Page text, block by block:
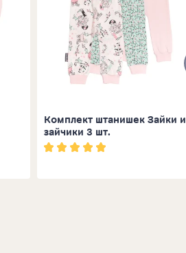
Комплект штанишек Зайки и
зайчики 3 шт.